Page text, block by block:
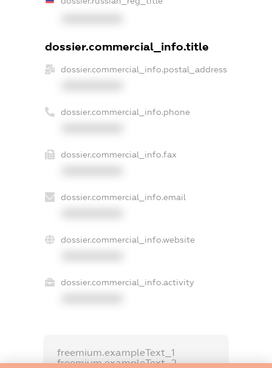
dossier.commercial_info.title
dossier.commercial_info.postal_address
dossier.commercial_info.phone
dossier.commercial_info.fax
dossier.commercial_info.email
dossier.commercial_info.website
dossier.commercial_info.activity
freemium.exampleText_1
freemium.exampleText_2